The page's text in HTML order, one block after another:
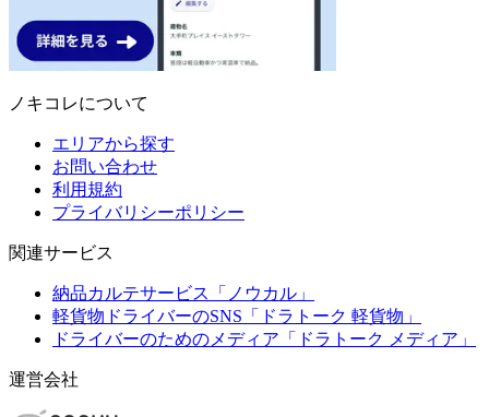
ノキコレについて
エリアから探す
お問い合わせ
利用規約
プライバリシーポリシー
関連サービス
納品カルテサービス「ノウカル」
軽貨物ドライバーのSNS「ドラトーク 軽貨物」
ドライバーのためのメディア「ドラトーク メディア」
運営会社